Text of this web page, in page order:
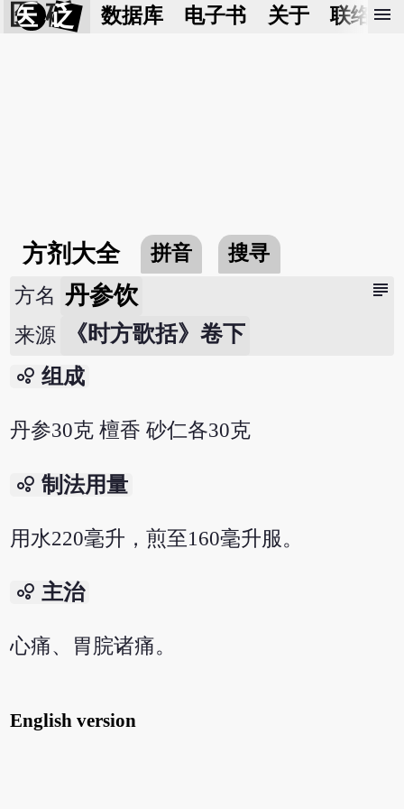
医 砭 数据库 电子书 关于 联络我
menu
方剂大全 拼音 搜寻
subject
方名 丹参饮
来源 《时方歌括》卷下
bubble_chart 组成
丹参30克 檀香 砂仁各30克
bubble_chart 制法用量
用水220毫升，煎至160毫升服。
bubble_chart 主治
心痛、胃脘诸痛。
English version